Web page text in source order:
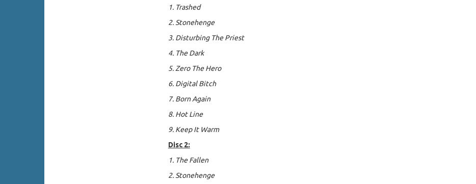
1. Trashed
2. Stonehenge
3. Disturbing The Priest
4. The Dark
5. Zero The Hero
6. Digital Bitch
7. Born Again
8. Hot Line
9. Keep It Warm
Disc 2:
1. The Fallen
2. Stonehenge